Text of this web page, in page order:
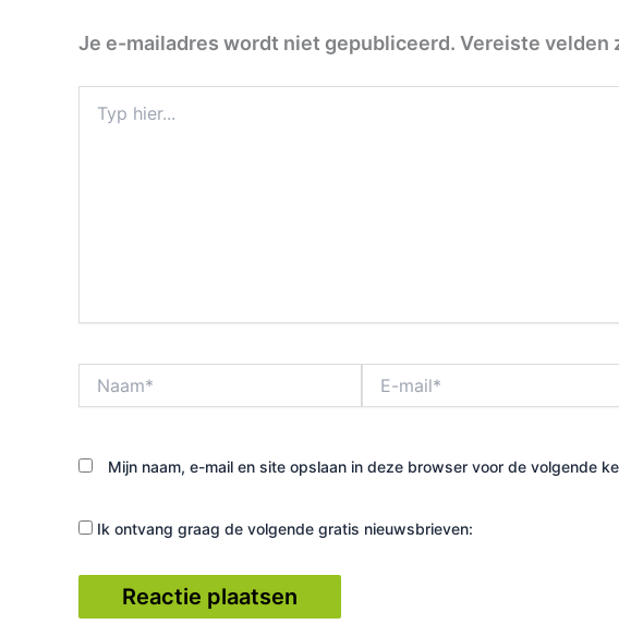
Je e-mailadres wordt niet gepubliceerd. Vereiste velden
hier...
mail*
Mijn naam, e-mail en site opslaan in deze browser voor de volgende
Ik ontvang graag de volgende gratis nieuwsbrieven: